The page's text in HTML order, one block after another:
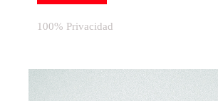
100% Privacidad